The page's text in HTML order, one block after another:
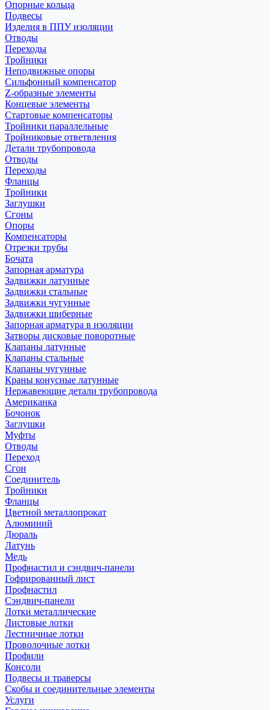
Опорные кольца
Подвесы
Изделия в ППУ изоляции
Отводы
Переходы
Тройники
Неподвижные опоры
Cильфонный компенсатор
Z-образные элементы
Концевые элементы
Стартовые компенсаторы
Тройники параллельные
Тройниковые ответвления
Детали трубопровода
Отводы
Переходы
Фланцы
Тройники
Заглушки
Сгоны
Опоры
Компенсаторы
Отрезки трубы
Бочата
Запорная арматура
Задвижки латунные
Задвижки стальные
Задвижки чугунные
Задвижки шиберные
Запорная арматура в изоляции
Затворы дисковые поворотные
Клапаны латунные
Клапаны стальные
Клапаны чугунные
Краны конусные латунные
Нержавеющие детали трубопровода
Американка
Бочонок
Заглушки
Муфты
Отводы
Переход
Сгон
Соединитель
Тройники
Фланцы
Цветной металлопрокат
Алюминий
Дюраль
Латунь
Медь
Профнастил и сэндвич-панели
Гофрированный лист
Профнастил
Сэндвич-панели
Лотки металлические
Листовые лотки
Лестничные лотки
Проволочные лотки
Профили
Консоли
Подвесы и траверсы
Скобы и соединительные элементы
Услуги